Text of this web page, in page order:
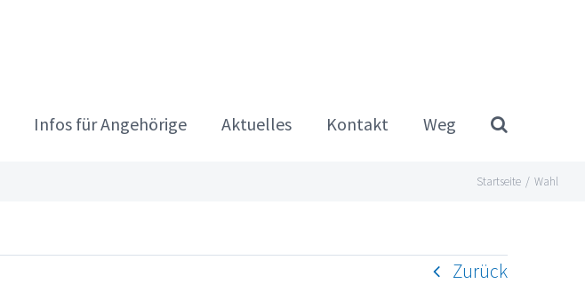
Infos für Angehörige Aktuelles Kontakt Weg
Startseite / Wahl
Zurück